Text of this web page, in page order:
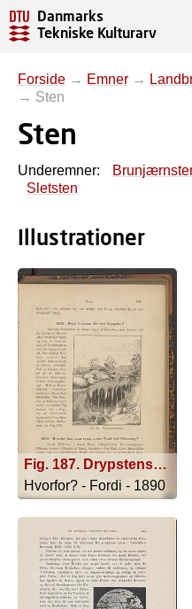
Danmarks
Tekniske Kulturarv
Forside → Emner →
→ Sten
Sten
Underemner:
Sletsten
Illustrationer
Fig. 187. Drypstensdannelser
Hvorfor? - Fordi - 1890